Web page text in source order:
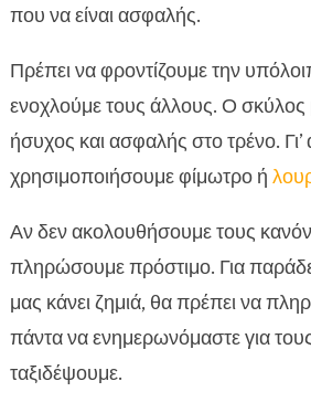
που να είναι ασφαλής.
Πρέπει να φροντίζουμε την
ενοχλούμε τους άλλους. Ο σκύλος
ήσυχος και ασφαλής στο τρένο.
χρησιμοποιήσουμε φίμωτρο ή
Αν δεν ακολουθήσουμε τους
πληρώσουμε πρόστιμο. Για
μας κάνει ζημιά, θα πρέπει να
πάντα να ενημερωνόμαστε για
ταξιδέψουμε.